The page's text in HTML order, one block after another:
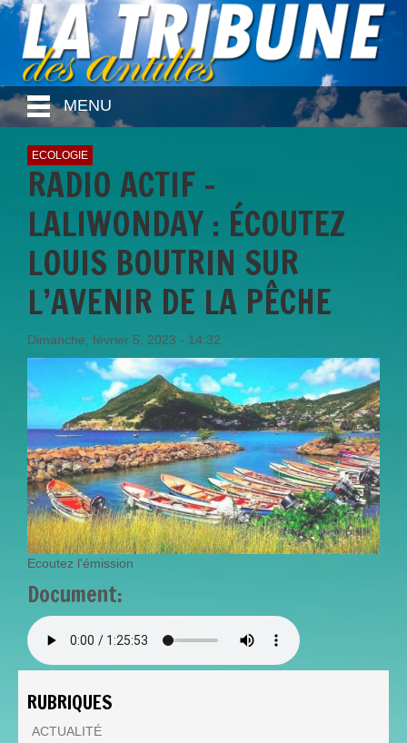
MENU
ECOLOGIE
RADIO ACTIF -
LALIWONDAY : ÉCOUTEZ
LOUIS BOUTRIN SUR
L’AVENIR DE LA PÊCHE
Dimanche, février 5, 2023 - 14:32
Ecoutez l'émission
Document:
RUBRIQUES
ACTUALITÉ